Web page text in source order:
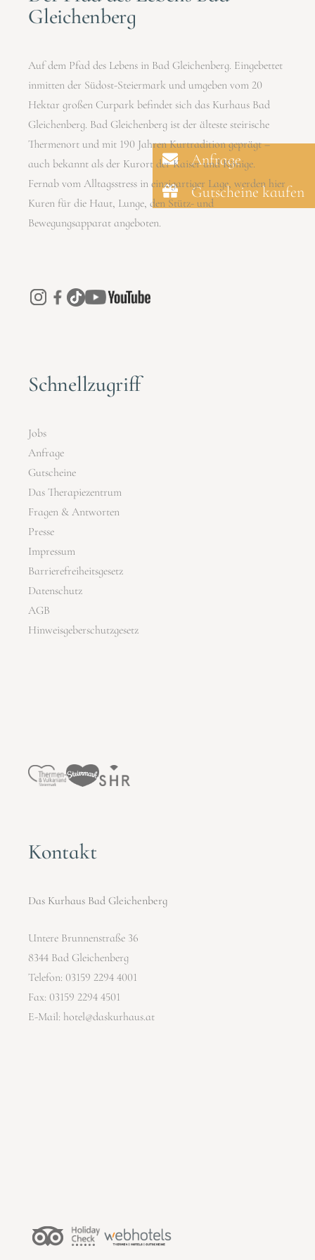
Gleichenberg
Auf dem Pfad des Lebens in Bad Gleichenberg. Eingebettet
inmitten der Südost-Steiermark und umgeben vom 20
Hektar großen Curpark befindet sich das Kurhaus Bad
Gleichenberg. Bad Gleichenberg ist der älteste steirische
Thermenort und mit 190 Jahren Kurtradition geprägt –
auch bekannt als der Kurort der Kaiser und Könige.
Fernab vom Alltagsstress in einzigartiger Lage, werden hier
Kuren für die Haut, Lunge, den Stütz- und
Bewegungsapparat angeboten.
Schnellzugriff
Jobs
Anfrage
Gutscheine
Das Therapiezentrum
Fragen & Antworten
Presse
Impressum
Barrierefreiheitsgesetz
Datenschutz
AGB
Hinweisgeberschutzgesetz
Kontakt
Das Kurhaus Bad Gleichenberg
Untere Brunnenstraße 36
8344 Bad Gleichenberg
Telefon: 03159 2294 4001
Fax: 03159 2294 4501
E-Mail:hotel@daskurhaus.at
Anfrage
Gutscheine kaufen